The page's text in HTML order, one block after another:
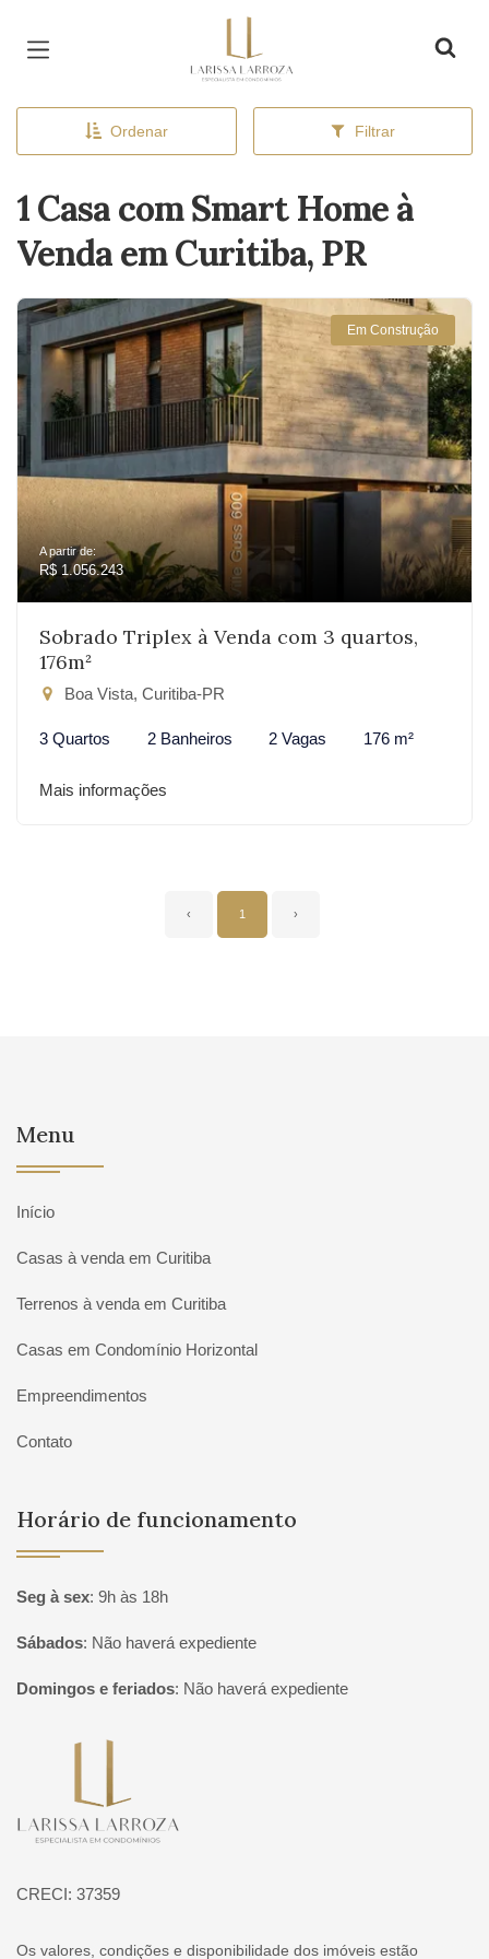
Ordenar Filtrar
1 Casa com Smart Home à
Venda em Curitiba, PR
Em Construção
A partir de:
R$ 1.056.243
Sobrado Triplex à Venda com 3 quartos,
176m²
Boa Vista, Curitiba-PR
3 Quartos 2 Banheiros 2 Vagas 176 m²
Mais informações
‹ 1 ›
Menu
Início
Casas à venda em Curitiba
Terrenos à venda em Curitiba
Casas em Condomínio Horizontal
Empreendimentos
Contato
Horário de funcionamento
Seg à sex: 9h às 18h
Sábados: Não haverá expediente
Domingos e feriados: Não haverá expediente
CRECI: 37359
Os valores, condições e disponibilidade dos imóveis estão